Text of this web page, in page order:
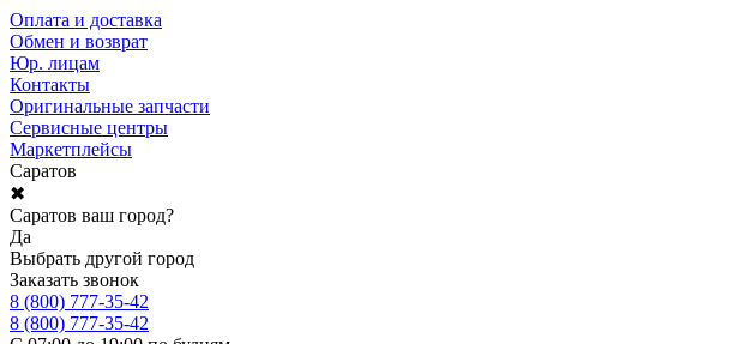
Оплата и доставка
Обмен и возврат
Юр. лицам
Контакты
Оригинальные запчасти
Сервисные центры
Маркетплейсы
Саратов
✖
Саратов ваш город?
Да
Выбрать другой город
Заказать звонок
8 (800) 777-35-42
8 (800) 777-35-42